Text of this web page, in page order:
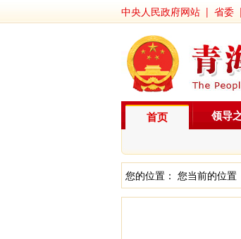
中央人民政府网站 | 省委 |
首页 领导
您的位置： 您当前的位置